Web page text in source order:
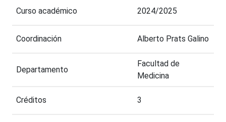
Curso académico 2024/2025
Coordinación Alberto Prats Galino
Departamento
Facultad de
Medicina
Créditos 3